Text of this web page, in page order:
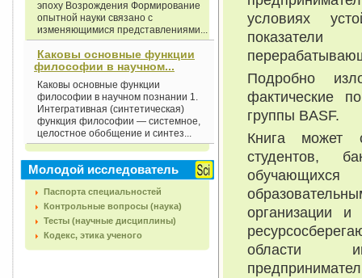
эпоху Возрождения Формирование
опытной науки связано с
изменяющимися представлениями...
Каковы основные функции
философии в научном...
Каковы основные функции
философии в научном познании 1.
Интегративная (синтетическая)
функция философии — системное,
целостное обобщение и синтез...
Молодой исследователь
Паспорта специальностей
Контрольные вопросы (наука)
Тесты (научные дисциплины)
Кодекс, этика ученого
условиях
показатели
Подробно
фактические
группы BASF.
Книга может
студентов,
организации
области